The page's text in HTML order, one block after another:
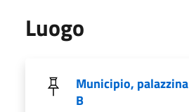
Luogo
Municipio, palazzina
B